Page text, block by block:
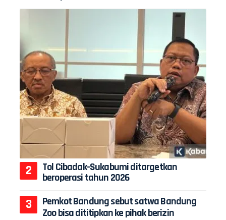
Tol Cibadak-Sukabumi ditargetkan
beroperasi tahun 2026
Pemkot Bandung sebut satwa Bandung
Zoo bisa dititipkan ke pihak berizin